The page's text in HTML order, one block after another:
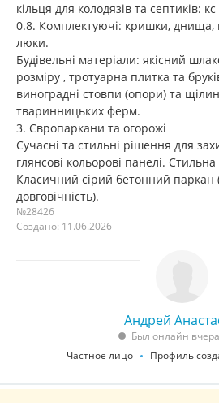
кільця для колодязів та септиків:
0.8. Комплектуючі: кришки, днища,
люки.
Будівельні матеріали: якісний
розміру , тротуарна плитка та
виноградні стовпи (опори) та
тваринницьких ферм.
3. Європаркани та огорожі
Сучасні та стильні рішення для
глянсові кольорові панелі.
Класичний сірий бетонний паркан
довговічність).
№28426
Создано: 11.06.2026
Андрей
Был онлайн
Частное лицо
Профиль